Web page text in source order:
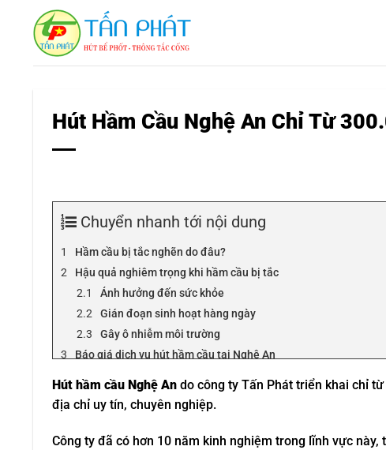
Hút Hầm Cầu Nghệ An Chỉ Từ
Chuyển nhanh tới nội dung
Hầm cầu bị tắc nghẽn do đâu?
Hậu quả nghiêm trọng khi hầm cầu bị tắc
Ảnh hưởng đến sức khỏe
Gián đoạn sinh hoạt hàng ngày
Gây ô nhiễm môi trường
Báo giá dịch vụ hút hầm cầu tại Nghệ An
Hút hầm cầu Nghệ An theo đúng quy trình
Cam kết dịch vụ chuyên nghiệp
Hút hầm cầu Nghệ An do công ty Tấn Phát triển khai chỉ
địa chỉ uy tín, chuyên nghiệp.
Công ty đã có hơn 10 năm kinh nghiệm trong lĩnh vực